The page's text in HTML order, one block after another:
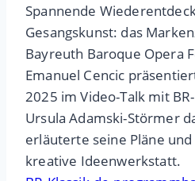
Spannende
Gesangskunst: das
Bayreuth Baroque Opera
Emanuel Cencic
2025 im Video-Talk mit
Ursula Adamski-Störmer
erläuterte seine Pläne
kreative Ideenwerkstatt.